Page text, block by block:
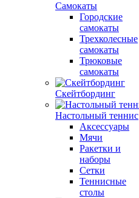
Самокаты
Городские
самокаты
Трехколесные
самокаты
Трюковые
самокаты
Скейтбординг
Настольный теннис
Аксессуары
Мячи
Ракетки и
наборы
Сетки
Теннисные
столы